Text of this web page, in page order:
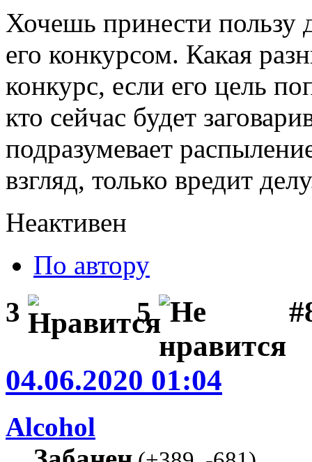
Хочешь принести
его конкурсом. Какая
конкурс, если его цель
кто сейчас будет
подразумевает
взгляд, только вредит
Неактивен
По автору
3 5
04.06.2020 01:04
Alcohol